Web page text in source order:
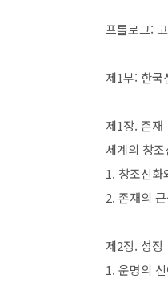
프롤로그:
제1부: 한국
제1장. 존재
세계의 창
1. 창조신화
2. 존재의
제2장. 성장
1. 운명의